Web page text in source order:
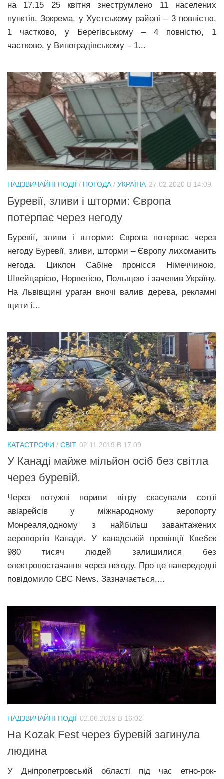
на 17.15 25 квітня знеструмлено 11 населених
пунктів. Зокрема, у Хустському районі – 3 повністю,
1 частково, у Берегівському – 4 повністю, 1
частково, у Виноградівському – 1...
НАДЗВИЧАЙНІ ПОДІЇ / ПОГОДА/ УКРАЇНА 27.02.2020 В 14:09
Буревії, зливи і шторми: Європа
потерпає через негоду
Буревії, зливи і шторми: Європа потерпає через
негоду Буревії, зливи, шторми – Європу лихоманить
негода. Циклон Сабіне пронісся Німеччиною,
Швейцарією, Норвегією, Польщею і зачепив Україну.
На Львівщині ураган вночі валив дерева, рекламні
щити і...
КАТАСТРОФИ / СВІТ 02.11.2019 В 17:09
У Канаді майже мільйон осіб без світла
через буревій.
Через потужні пориви вітру скасували сотні
авіарейсів у міжнародному аеропорту
Монреаля,одному з найбільш завантажених
аеропортів Канади. У канадській провінції Квебек
980 тисяч людей залишилися без
електропостачання через негоду. Про це напередодні
повідомило CBC News. Зазначається,...
НАДЗВИЧАЙНІ ПОДІЇ 02.06.2019 В 16:02
На Kozak Fest через буревій загинула
людина
У Дніпропетровській області під час етно-рок-